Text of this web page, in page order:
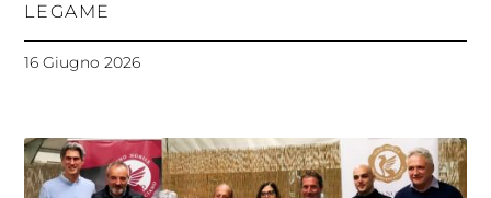
LEGAME
16 Giugno 2026